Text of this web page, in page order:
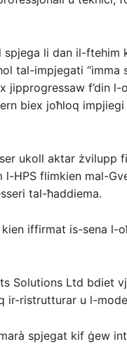
spjega li dan il-ftehim
tal-impjegati “imma
f’din l-
biex joħloq
ukoll aktar żvilupp
HPS flimkien mal-
tal-ħaddiema.
iffirmat is-sena l-
Solutions Ltd bdiet
ir-ristrutturar u l-
spjegat kif ġew